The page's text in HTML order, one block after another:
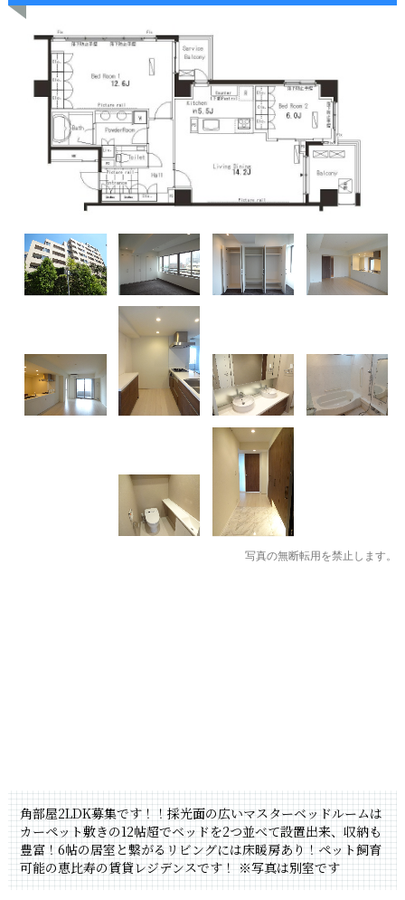
写真の無断転用を禁止します。
角部屋2LDK募集です！！採光面の広いマスターベッドルームは
カーペット敷きの12帖超でベッドを2つ並べて設置出来、収納も
豊富！6帖の居室と繋がるリビングには床暖房あり！ペット飼育
可能の恵比寿の賃貸レジデンスです！ ※写真は別室です